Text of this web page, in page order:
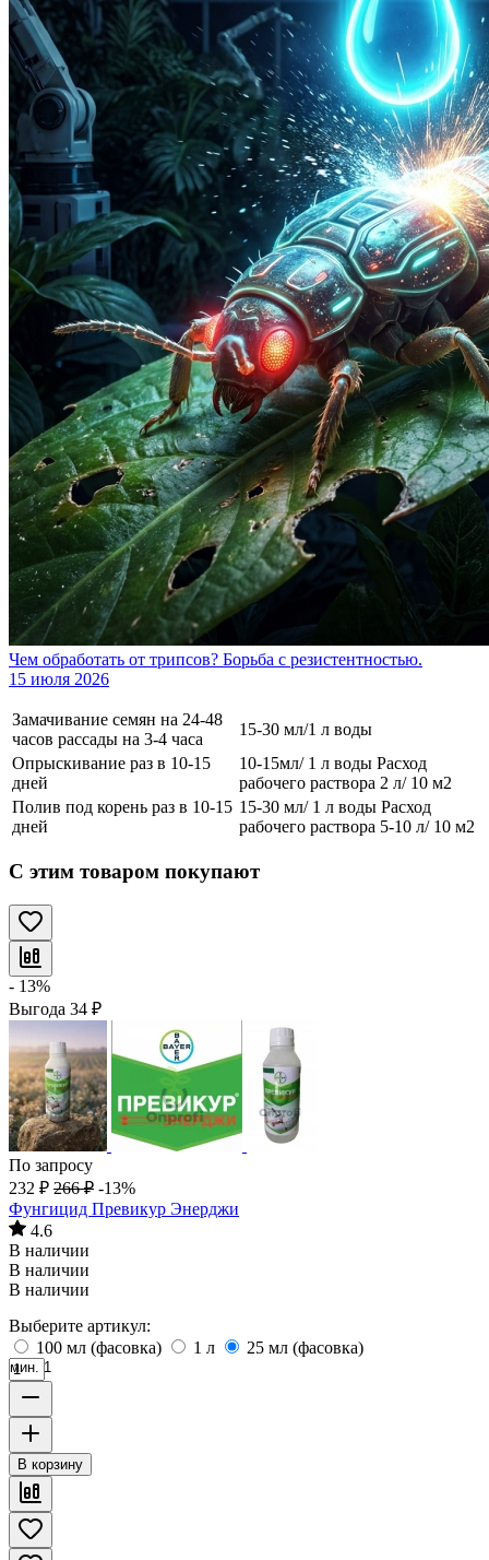
Чем обработать от трипсов? Борьба с резистентностью.
15 июля 2026
Замачивание семян на 24-48
часов рассады на 3-4 часа
15-30 мл/1 л воды
Опрыскивание раз в 10-15
дней
10-15мл/ 1 л воды Расход
рабочего раствора 2 л/ 10 м2
Полив под корень раз в 10-15
дней
15-30 мл/ 1 л воды Расход
рабочего раствора 5-10 л/ 10 м2
С этим товаром покупают
- 13%
Выгода 34 ₽
По запросу
232 ₽ 266 ₽ -13%
Фунгицид Превикур Энерджи
4.6
В наличии
В наличии
В наличии
Выберите артикул:
100 мл (фасовка)
1 л 25 мл (фасовка)
мин. 1
В корзину